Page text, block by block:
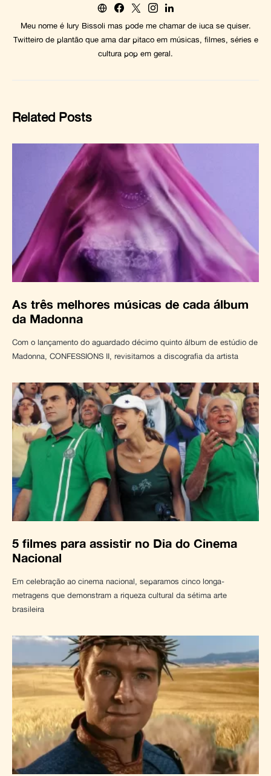
Meu nome é Iury Bissoli mas pode me chamar de iuca se quiser.
Twitteiro de plantão que ama dar pitaco em músicas, filmes, séries e
cultura pop em geral.
Related Posts
As três melhores músicas de cada álbum
da Madonna
Com o lançamento do aguardado décimo quinto álbum de estúdio de
Madonna, CONFESSIONS II, revisitamos a discografia da artista
5 filmes para assistir no Dia do Cinema
Nacional
Em celebração ao cinema nacional, separamos cinco longa-
metragens que demonstram a riqueza cultural da sétima arte
brasileira